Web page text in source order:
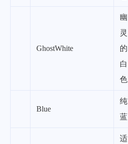
GhostWhite
幽
灵
的
白
色
Blue
纯
蓝
适